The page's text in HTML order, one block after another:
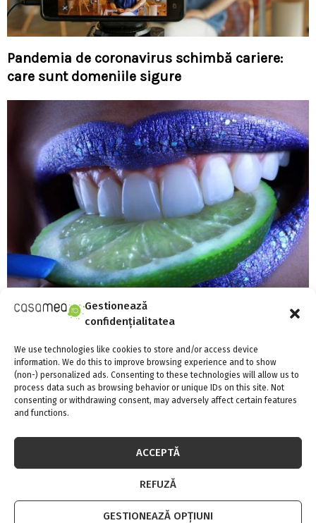
Gestionează
confidențialitatea
We use technologies like cookies to store and/or access device
information. We do this to improve browsing experience and to show
(non-) personalized ads. Consenting to these technologies will allow us to
process data such as browsing behavior or unique IDs on this site. Not
consenting or withdrawing consent, may adversely affect certain features
and functions.
ACCEPTĂ
REFUZĂ
GESTIONEAZĂ OPȚIUNI
Pandemia de coronavirus schimbă cariere:
care sunt domeniile sigure
Stomatolog: petele de pe dinți ne fac să fim
percepuți cu 13 ani mai bătrâni